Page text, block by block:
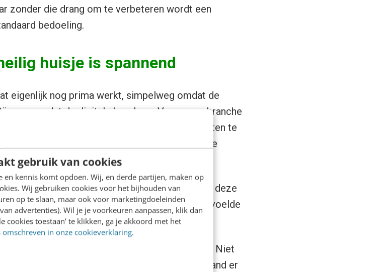
gebruik van cookies
en kennis komt opdoen. Wij, en derde partijen, maken op
Wij gebruiken cookies voor het bijhouden van
op te slaan, maar ook voor marketingdoeleinden
advertenties). Wil je je voorkeuren aanpassen, klik dan
cookies toestaan’ te klikken, ga je akkoord met het
omschreven in onze cookieverklaring.
zonder die drang om te verbeteren wordt een
bedoeling.
huisje is spannend
eigenlijk nog prima werkt, simpelweg omdat de
ons was dat de digitale brochure. Voor onze branche
om gegevens van klanten te
verwachtten het en het was de vertrouwde
alleen al achterhaald. Het idee dat mensen in deze
gaan bladeren om een keuze te maken, voelde
branches afscheid genomen van de brochures. Niet
je niet wil wachten op het moment dat niemand er